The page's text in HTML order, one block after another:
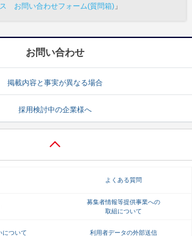
お問い合わせフォーム(質問箱) 」
お問い合わせ
掲載内容と事実が異なる場合
採用検討中の企業様へ
よくある質問
募集者情報等提供事業への
取組について
について 利用者データの外部送信